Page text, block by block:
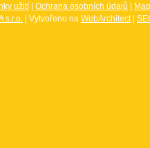
užití Ochrana osobních údajů
s.r.o. | Vytvořeno na WebArchitect|